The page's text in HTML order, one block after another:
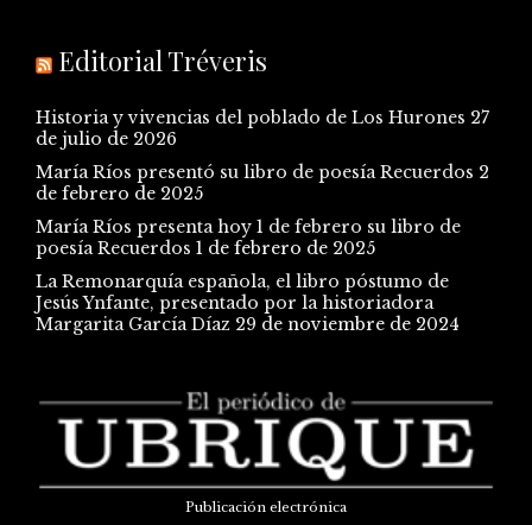
Editorial Tréveris
Historia y vivencias del poblado de Los Hurones 27
de julio de 2026
María Ríos presentó su libro de poesía Recuerdos 2
de febrero de 2025
María Ríos presenta hoy 1 de febrero su libro de
poesía Recuerdos 1 de febrero de 2025
La Remonarquía española, el libro póstumo de
Jesús Ynfante, presentado por la historiadora
Margarita García Díaz 29 de noviembre de 2024
Publicación electrónica